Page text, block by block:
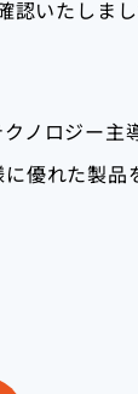
いたしま
ノロジー
優れた製品